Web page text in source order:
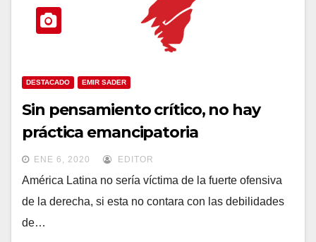
DESTACADO EMIR SADER
Sin pensamiento crítico, no hay
práctica emancipatoria
ENE 6, 2020 EDITOR
América Latina no sería víctima de la fuerte ofensiva
de la derecha, si esta no contara con las debilidades
de…